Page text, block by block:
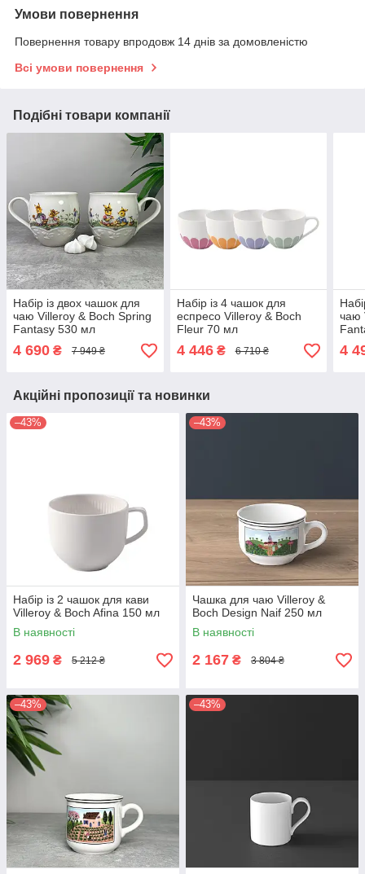
Умови повернення
Повернення товару впродовж 14 днів за домовленістю
Всі умови повернення
Подібні товари компанії
Набір із двох чашок для
чаю Villeroy & Boch Spring
Fantasy 530 мл
4 690 ₴ 7 949 ₴
Набір із 4 чашок для
еспресо Villeroy & Boch
Fleur 70 мл
4 446₴ 6 710 ₴
чаю
4
Акційні пропозиції та новинки
–43%
Набір із 2 чашок для кави
Villeroy & Boch Afina 150 мл
В наявності
2 969 ₴ 5 212 ₴
–43%
Чашка для чаю Villeroy &
Boch Design Naif 250 мл
В наявності
2 167 ₴ 3 804 ₴
–43% –43%